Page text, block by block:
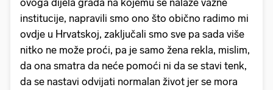
ovoga dijela grada na kojemu se nalaze važne
institucije, napravili smo ono što obično radimo mi
ovdje u Hrvatskoj, zaključali smo sve pa sada više
nitko ne može proći, pa je samo žena rekla, mislim,
da ona smatra da neće pomoći ni da se stavi tenk,
da se nastavi odvijati normalan život jer se mora